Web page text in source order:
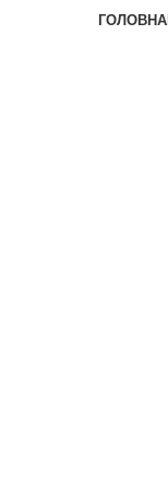
ГОЛОВНА